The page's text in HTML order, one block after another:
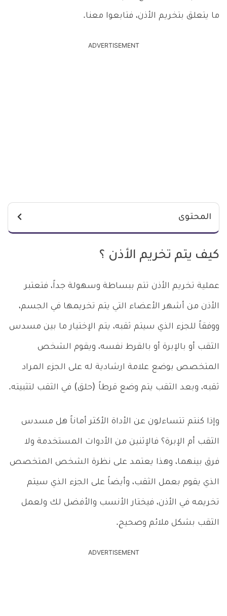
ما يتعلق بتخريم الأذن، فتابعوا معنا.
ADVERTISEMENT
المحتوى
كيف يتم تخريم الأذن ؟
عملية تخريم الأذن تتم ببساطة وسهولة جداً، فتعتبر
الأذن من أشهر الأعضاء التي يتم تخريمها في الجسم،
ووفقاً للجزء الذي سيتم ثقبه، يتم الإختيار ما بين مسدس
الثقب أو بالإبرة أو بالقرط نفسه، ويقوم الشخص
المتخصص بوضع علامة ارشادية له على الجزء المراد
ثقبه، وبعد الثقب يتم وضع قرطاً (حلق) في الثقب لتثبيته.
وإذا كنتم تتساءلون عن الأداة الأكثر أماناً هل مسدس
الثقب أم الإبرة؟ فالإثنين من الأدوات المستخدمة ولا
فرق بينهما، وهذا يعتمد على نظرة الشخص المتخصص
الذي يقوم بعمل الثقب، وأيضاً على الجزء الذي سيتم
تخريمه في الأذن، فيختار الأنسب والأفضل لك ولعمل
الثقب بشكل ملائم وصحيح.
ADVERTISEMENT